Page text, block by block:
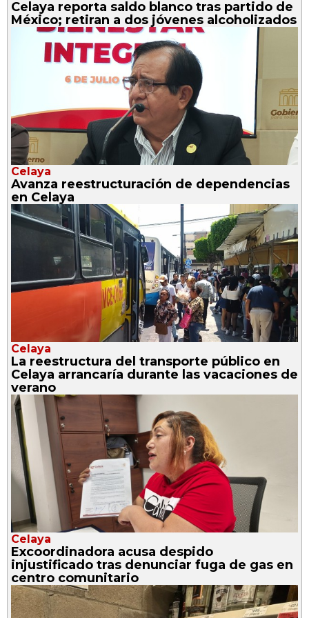
Celaya reporta saldo blanco tras partido de
México; retiran a dos jóvenes alcoholizados
Celaya
Avanza reestructuración de dependencias
en Celaya
Celaya
La reestructura del transporte público en
Celaya arrancaría durante las vacaciones de
verano
Celaya
Excoordinadora acusa despido
injustificado tras denunciar fuga de gas en
centro comunitario